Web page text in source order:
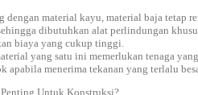
material kayu, material baja tetap
dibutuhkan alat perlindungan
biaya yang cukup tinggi.
yang satu ini memerlukan tenaga
apabila menerima tekanan yang terlalu
Untuk Konstruksi?